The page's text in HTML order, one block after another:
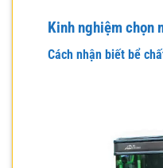
Kinh nghiệm chọn
Cách nhận biết bể